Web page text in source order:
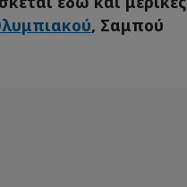
, Σαμπού